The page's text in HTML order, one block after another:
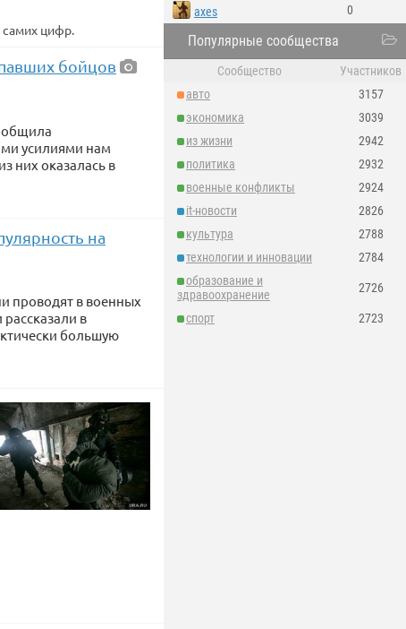
axes
0
Популярные сообщества
Сообщество
Участников
авто
3157
экономика
3039
из жизни
2942
политика
2932
военные конфликты
2924
it-новости
2826
культура
2788
технологии и инновации
2784
образование и
здравоохранение
2726
спорт 2723
цифр.
бойцов
усилиями нам
них оказалась в
на
проводят в военных
в
большую